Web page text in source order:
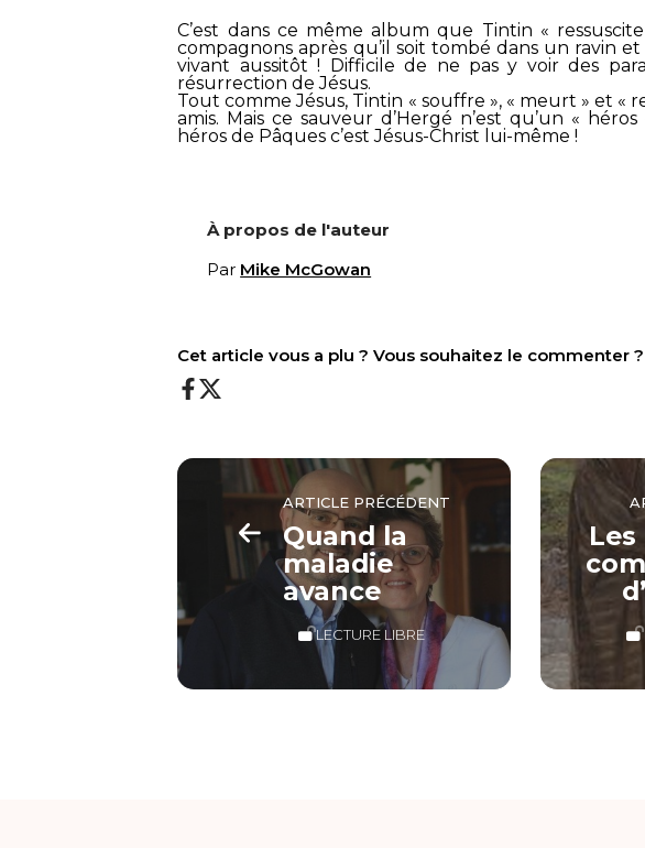
C’est dans ce même album que Tintin «
compagnons après qu’il soit tombé dans un ravin
vivant aussitôt ! Difficile de ne pas y voir des
résurrection de Jésus.
Tout comme Jésus, Tintin « souffre », « meurt » et «
amis. Mais ce sauveur d’Hergé n’est qu’un «
héros de Pâques c’est Jésus-Christ lui-même !
À propos de l'auteur
Par Mike McGowan
Cet article vous a plu ? Vous souhaitez le commenter ?
ARTICLE PRÉCÉDENT
Quand la
maladie
avance
LECTURE LIBRE